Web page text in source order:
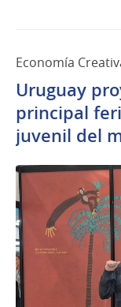
Economía
Uruguay
principal
juvenil del